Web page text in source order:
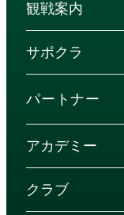
観戦案内
サポクラ
パートナー
アカデミー
クラブ